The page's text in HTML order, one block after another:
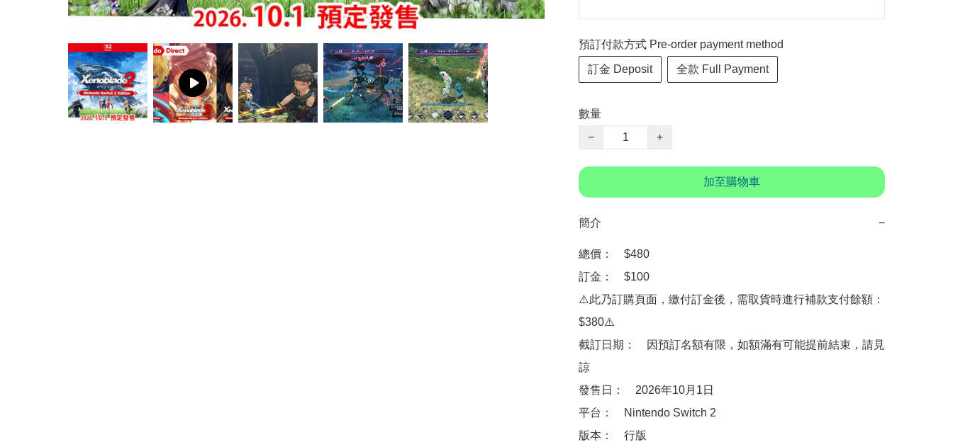
預訂付款方式 Pre-order payment method
訂金 Deposit 全款 Full Payment
數量
−
+
加至購物車
簡介 −
總價：　$480
訂金：　$100
⚠️此乃訂購頁面，繳付訂金後，需取貨時進行補款支付餘額：
$380⚠️
截訂日期：　因預訂名額有限，如額滿有可能提前結束，請見
諒
發售日：　2026年10月1日
平台：　Nintendo Switch 2
版本：　行版